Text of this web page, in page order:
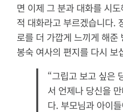
면 이제 그 분과 대화를 시
적 대화라고 부르겠습니다.
로를 더 가깝게 느끼게 해준
봉숙 여사의 편지를 다시 보
“그립고 보고 싶은
서 언제나 당신을
다. 부모님과 아이